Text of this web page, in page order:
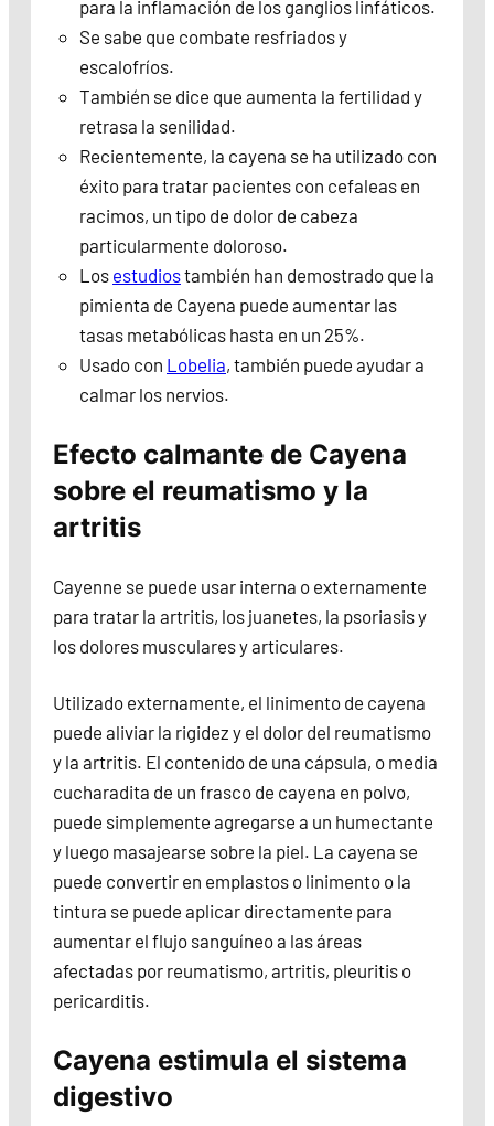
para la inflamación de los ganglios linfáticos.
Se sabe que combate resfriados y
escalofríos.
También se dice que aumenta la fertilidad y
retrasa la senilidad.
Recientemente, la cayena se ha utilizado con
éxito para tratar pacientes con cefaleas en
racimos, un tipo de dolor de cabeza
particularmente doloroso.
Los estudiostambién han demostrado que la
pimienta de Cayena puede aumentar las
tasas metabólicas hasta en un 25%.
Usado con Lobelia, también puede ayudar a
calmar los nervios.
Efecto calmante de Cayena
sobre el reumatismo y la
artritis
Cayenne se puede usar interna o externamente
para tratar la artritis, los juanetes, la psoriasis y
los dolores musculares y articulares.
Utilizado externamente, el linimento de cayena
puede aliviar la rigidez y el dolor del reumatismo
y la artritis. El contenido de una cápsula, o media
cucharadita de un frasco de cayena en polvo,
puede simplemente agregarse a un humectante
y luego masajearse sobre la piel. La cayena se
puede convertir en emplastos o linimento o la
tintura se puede aplicar directamente para
aumentar el flujo sanguíneo a las áreas
afectadas por reumatismo, artritis, pleuritis o
pericarditis.
Cayena estimula el sistema
digestivo